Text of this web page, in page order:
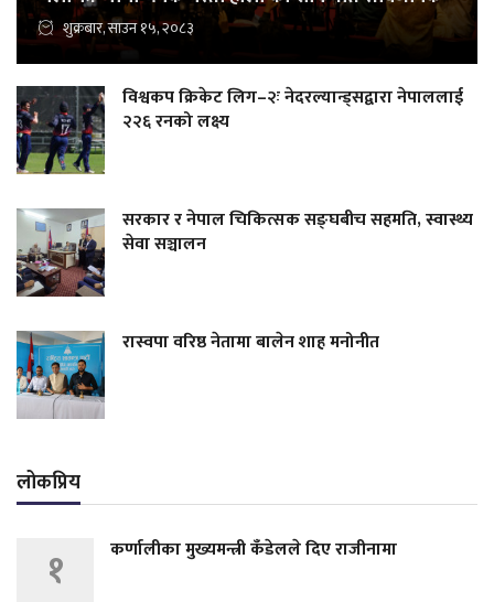
शुक्रबार, साउन १५, २०८३
विश्वकप क्रिकेट लिग–२ः नेदरल्यान्ड्सद्वारा नेपाललाई
२२६ रनको लक्ष्य
सरकार र नेपाल चिकित्सक सङ्घबीच सहमति, स्वास्थ्य
सेवा सञ्चालन
रास्वपा वरिष्ठ नेतामा बालेन शाह मनोनीत
लोकप्रिय
१ कर्णालीका मुख्यमन्त्री कँडेलले दिए राजीनामा